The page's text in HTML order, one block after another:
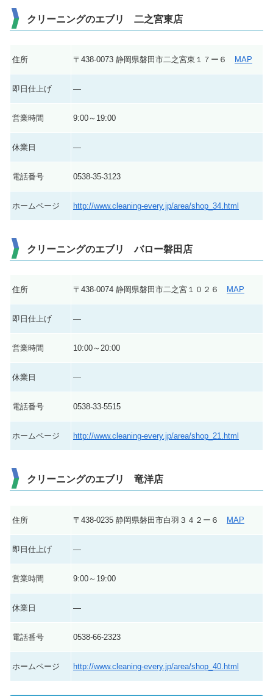
クリーニングのエブリ 二之宮東店
住所 〒438-0073 静岡県磐田市二之宮東１７ー６ MAP
即日仕上げ ―
営業時間 9:00～19:00
休業日 ―
電話番号 0538-35-3123
ホームページ http://www.cleaning-every.jp/area/shop_34.html
クリーニングのエブリ バロー磐田店
住所 〒438-0074 静岡県磐田市二之宮１０２６ MAP
即日仕上げ ―
営業時間 10:00～20:00
休業日 ―
電話番号 0538-33-5515
ホームページ http://www.cleaning-every.jp/area/shop_21.html
クリーニングのエブリ 竜洋店
住所 〒438-0235 静岡県磐田市白羽３４２ー６ MAP
即日仕上げ ―
営業時間 9:00～19:00
休業日 ―
電話番号 0538-66-2323
ホームページ http://www.cleaning-every.jp/area/shop_40.html